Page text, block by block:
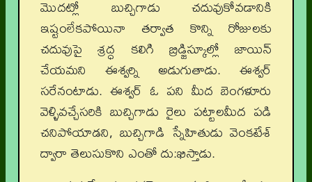
మొదట్లో బుచ్చిగాడు చదువుకోవడానికి
ఇష్టంలేకపోయినా తర్వాత కొన్ని రోజులకు
చదువుపై శ్రద్ధ కలిగి బ్రిడ్జిస్కూల్లో జాయిన్
చేయమని ఈశ్వర్ని అడుగుతాడు. ఈశ్వర్
సరేనంటాడు. ఈశ్వర్ ఓ పని మీద బెంగళూరు
వెళ్ళివచ్చేసరికి బుచ్చిగాడు రైలు పట్టాలమీద పడి
చనిపోయాడని, బుచ్చిగాడి స్నేహితుడు వెంకటేశ్
ద్వారా తెలుసుకొని ఎంతో దు:ఖిస్తాడు.